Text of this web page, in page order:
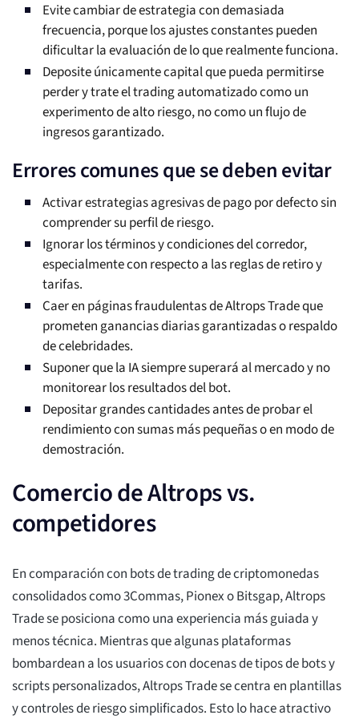
Evite cambiar de estrategia con demasiada
frecuencia, porque los ajustes constantes pueden
dificultar la evaluación de lo que realmente funciona.
Deposite únicamente capital que pueda permitirse
perder y trate el trading automatizado como un
experimento de alto riesgo, no como un flujo de
ingresos garantizado.
Errores comunes que se deben evitar
Activar estrategias agresivas de pago por defecto sin
comprender su perfil de riesgo.
Ignorar los términos y condiciones del corredor,
especialmente con respecto a las reglas de retiro y
tarifas.
Caer en páginas fraudulentas de Altrops Trade que
prometen ganancias diarias garantizadas o respaldo
de celebridades.
Suponer que la IA siempre superará al mercado y no
monitorear los resultados del bot.
Depositar grandes cantidades antes de probar el
rendimiento con sumas más pequeñas o en modo de
demostración.
Comercio de Altrops vs.
competidores
En comparación con bots de trading de criptomonedas
consolidados como 3Commas, Pionex o Bitsgap, Altrops
Trade se posiciona como una experiencia más guiada y
menos técnica. Mientras que algunas plataformas
bombardean a los usuarios con docenas de tipos de bots y
scripts personalizados, Altrops Trade se centra en plantillas
y controles de riesgo simplificados. Esto lo hace atractivo